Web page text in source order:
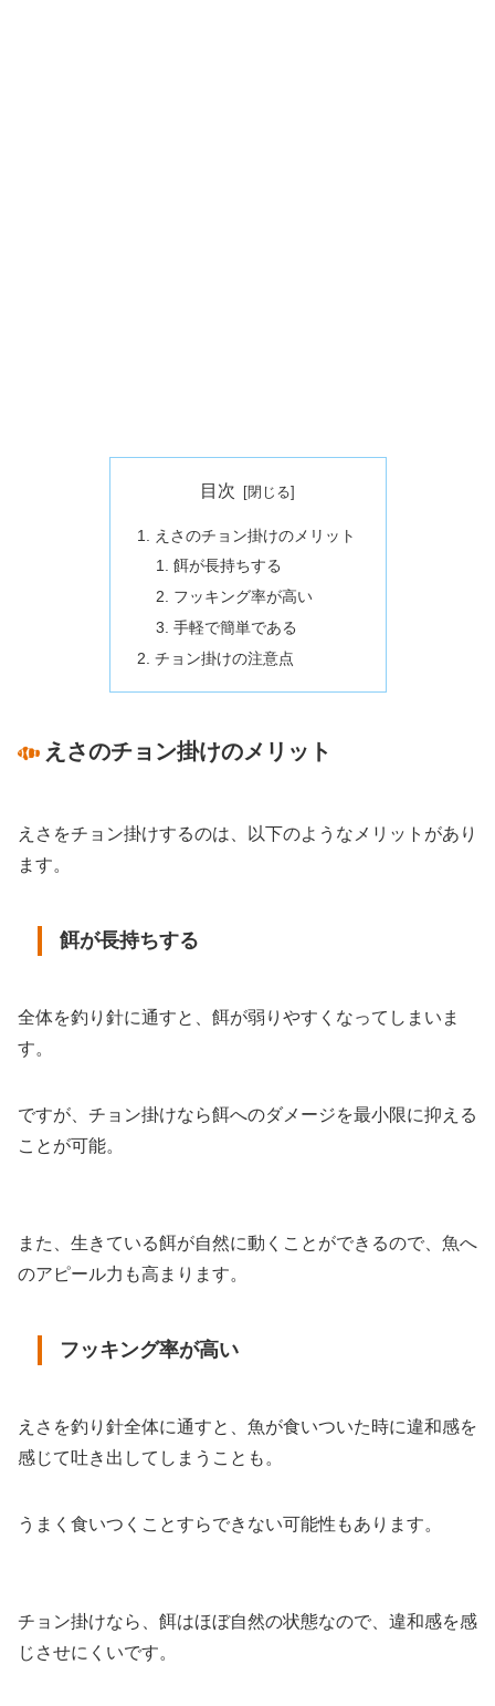
目次
えさのチョン掛けのメリット
餌が長持ちする
フッキング率が高い
手軽で簡単である
チョン掛けの注意点
えさのチョン掛けのメリット
えさをチョン掛けするのは、以下のようなメリットがあり
ます。
餌が長持ちする
全体を釣り針に通すと、餌が弱りやすくなってしまいま
す。
ですが、チョン掛けなら餌へのダメージを最小限に抑える
ことが可能。
また、生きている餌が自然に動くことができるので、魚へ
のアピール力も高まります。
フッキング率が高い
えさを釣り針全体に通すと、魚が食いついた時に違和感を
感じて吐き出してしまうことも。
うまく食いつくことすらできない可能性もあります。
チョン掛けなら、餌はほぼ自然の状態なので、違和感を感
じさせにくいです。